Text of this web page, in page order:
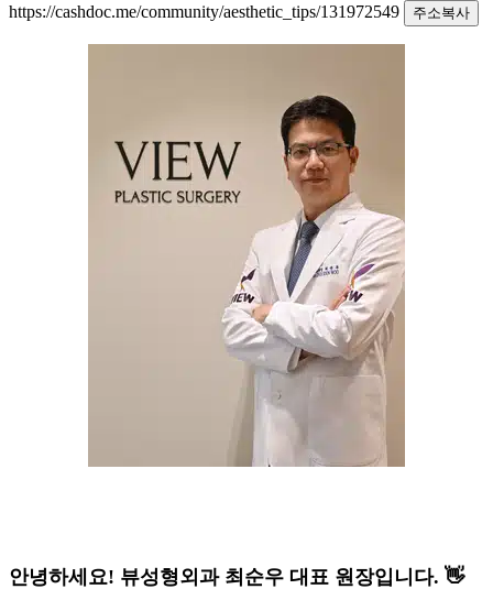
https://cashdoc.me/community/aesthetic_tips/131972549
주소복사
안녕하세요! 뷰성형외과 최순우 대표 원장입니다. 👋